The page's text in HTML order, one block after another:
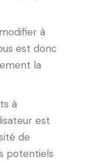
à
est donc
la
à
est
de
potentiels